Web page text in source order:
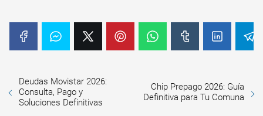
Deudas Movistar 2026:
Consulta, Pago y
Soluciones Definitivas
Chip Prepago 2026: Guía
Definitiva para Tu Comuna